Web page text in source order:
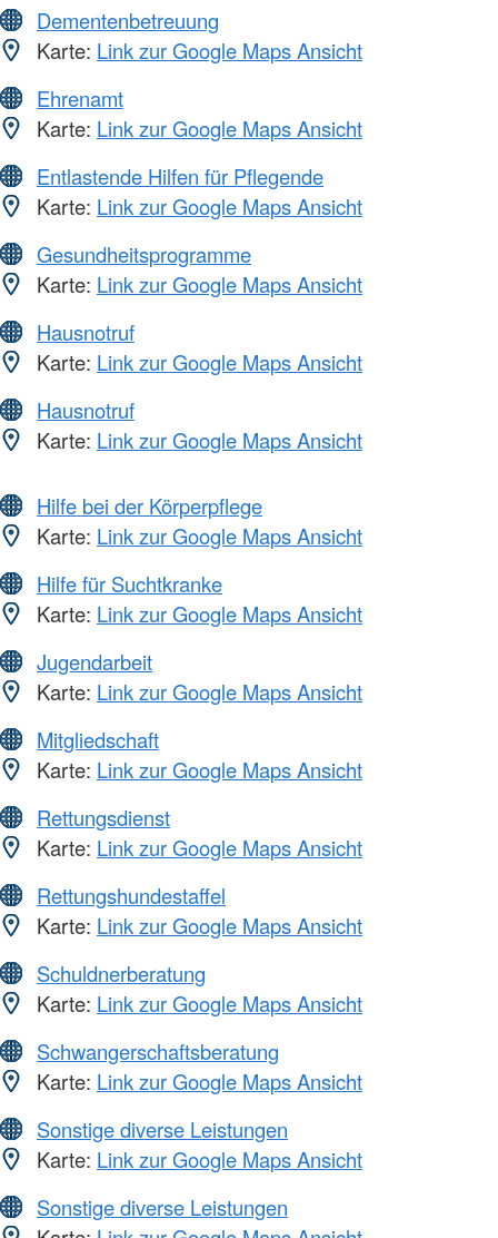
Dementenbetreuung
Karte: Link zur Google Maps Ansicht
Ehrenamt
Karte: Link zur Google Maps Ansicht
Entlastende Hilfen für Pflegende
Karte: Link zur Google Maps Ansicht
Gesundheitsprogramme
Karte: Link zur Google Maps Ansicht
Hausnotruf
Karte: Link zur Google Maps Ansicht
Hausnotruf
Karte: Link zur Google Maps Ansicht
Hilfe bei der Körperpflege
Karte: Link zur Google Maps Ansicht
Hilfe für Suchtkranke
Karte: Link zur Google Maps Ansicht
Jugendarbeit
Karte: Link zur Google Maps Ansicht
Mitgliedschaft
Karte: Link zur Google Maps Ansicht
Rettungsdienst
Karte: Link zur Google Maps Ansicht
Rettungshundestaffel
Karte: Link zur Google Maps Ansicht
Schuldnerberatung
Karte: Link zur Google Maps Ansicht
Schwangerschaftsberatung
Karte: Link zur Google Maps Ansicht
Sonstige diverse Leistungen
Karte: Link zur Google Maps Ansicht
Sonstige diverse Leistungen